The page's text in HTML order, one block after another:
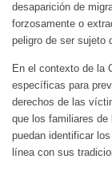
desaparición de
forzosamente o
peligro de ser sujeto
En el contexto de la
específicas para
derechos de las
que los familiares de
puedan identificar
línea con sus